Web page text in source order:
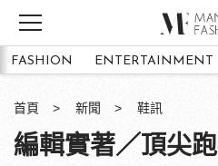
FASHION ENTERTAINMENT
首頁 新聞 鞋訊
編輯實著／頂尖